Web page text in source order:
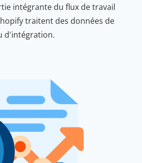
intégrante du flux de travail
traitent des données de
d'intégration.